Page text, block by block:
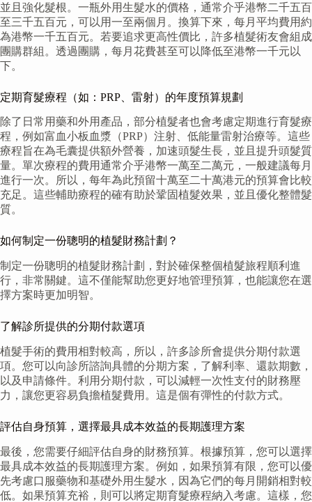
並且強化髮根。一瓶外用生髮水的價格，通常介乎港幣二千五百
至三千五百元，可以用一至兩個月。換算下來，每月平均費用約
為港幣一千五百元。若要追求更高性價比，許多植髮術友會組成
團購群組。透過團購，每月花費甚至可以降低至港幣一千元以
下。
定期育髮療程（如：PRP、雷射）的年度預算規劃
除了日常用藥和外用產品，部分植髮者也會考慮定期進行育髮療
程，例如富血小板血漿（PRP）注射、低能量雷射治療等。這些
療程旨在為毛囊提供額外營養，加速頭髮生長，並且提升頭髮質
量。單次療程的費用通常介乎港幣一萬至二萬元，一般建議每月
進行一次。所以，每年為此預留十萬至二十萬港元的預算會比較
充足。這些輔助療程的確有助於鞏固植髮效果，並且優化整體髮
質。
如何制定一份聰明的植髮財務計劃？
制定一份聰明的植髮財務計劃，對於確保整個植髮旅程順利進
行，非常關鍵。這不僅能幫助您更好地管理預算，也能讓您在選
擇方案時更加明智。
了解診所提供的分期付款選項
植髮手術的費用相對較高，所以，許多診所會提供分期付款選
項。您可以向診所諮詢具體的分期方案，了解利率、還款期數，
以及申請條件。利用分期付款，可以減輕一次性支付的財務壓
力，讓您更容易負擔植髮費用。這是個有彈性的付款方式。
評估自身預算，選擇最具成本效益的長期護理方案
最後，您需要仔細評估自身的財務預算。根據預算，您可以選擇
最具成本效益的長期護理方案。例如，如果預算有限，您可以優
先考慮口服藥物和基礎外用生髮水，因為它們的每月開銷相對較
低。如果預算充裕，則可以將定期育髮療程納入考慮。這樣，您